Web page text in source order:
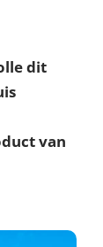
dit
van